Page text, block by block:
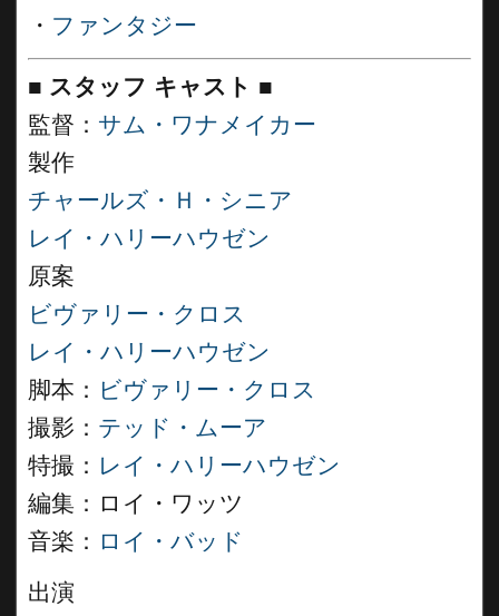
・ ファンタジー
■ スタッフ キャスト ■
監督： サム・ワナメイカー
製作
チャールズ・Ｈ・シニア
レイ・ハリーハウゼン
原案
ビヴァリー・クロス
レイ・ハリーハウゼン
脚本： ビヴァリー・クロス
撮影： テッド・ムーア
特撮： レイ・ハリーハウゼン
編集：ロイ・ワッツ
音楽： ロイ・バッド
出演